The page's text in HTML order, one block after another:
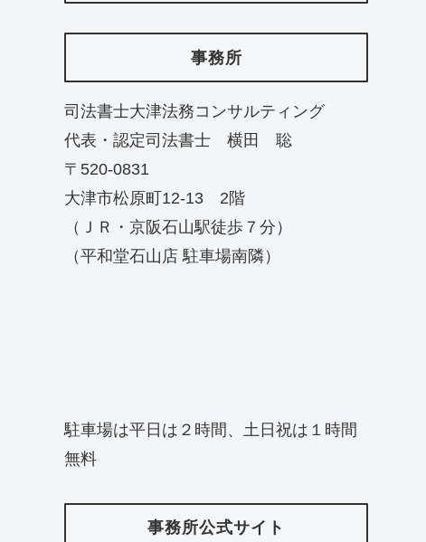
事務所
司法書士大津法務コンサルティング
代表・認定司法書士 横田 聡
〒520-0831
大津市松原町12-13 2階
（ＪＲ・京阪石山駅徒歩７分）
（平和堂石山店 駐車場南隣）
駐車場は平日は２時間、土日祝は１時間
無料
事務所公式サイト